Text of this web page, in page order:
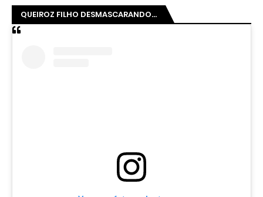
QUEIROZ FILHO DESMASCARANDO...